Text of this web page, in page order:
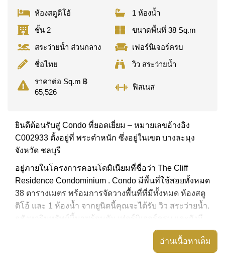
ห้องสตูดิโอ้
1 ห้องน้ำ
ชั้น 2
ขนาดพื้นที่ 38 Sq.m
สระว่ายน้ำ ส่วนกลาง
เฟอร์นิเจอร์ครบ
ชื่อไทย
วิว สระว่ายน้ำ
ราคาต่อ Sq.m ฿
65,526
ฟิสเนส
ยินดีต้อนรับสู่ Condo ที่ยอดเยี่ยม – หมายเลขอ้างอิง
C002933 ตั้งอยู่ที่ พระตำหนัก ซึ่งอยู่ในเขต บางละมุง
จังหวัด ชลบุรี
อยู่ภายในโครงการคอนโดมิเนียมที่ชื่อว่า The Cliff
Residence Condominium . Condo มีพื้นที่ใช้สอยทั้งหมด
38 ตารางเมตร พร้อมการจัดวางพื้นที่ที่มีทั้งหมด ห้องสตู
ดิโอ้ และ 1 ห้องน้ำ จากยูนิตนี้คุณจะได้รับ วิว สระว่ายน้ำ.
อสังหาริมทรัพย์นี้มาพร้อมกับ เฟอร์นิเจอร์ครบ และยังมี
สิ่งอำนวยความสะดวก ได้แก่ ประตูระบบดิจิตอล, มี
อ่านเนื้อหาเต็ม